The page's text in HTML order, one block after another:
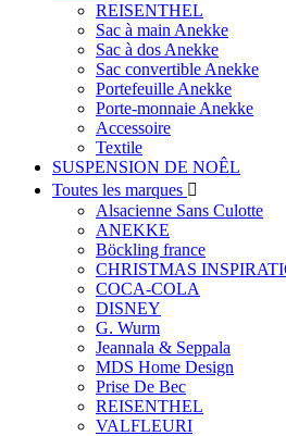
REISENTHEL
Sac à main Anekke
Sac à dos Anekke
Sac convertible Anekke
Portefeuille Anekke
Porte-monnaie Anekke
Accessoire
Textile
SUSPENSION DE NOÊL
Toutes les marques 
Alsacienne Sans Culotte
ANEKKE
Böckling france
CHRISTMAS
COCA-COLA
DISNEY
G. Wurm
Jeannala & Seppala
MDS Home Design
Prise De Bec
REISENTHEL
VALFLEURI